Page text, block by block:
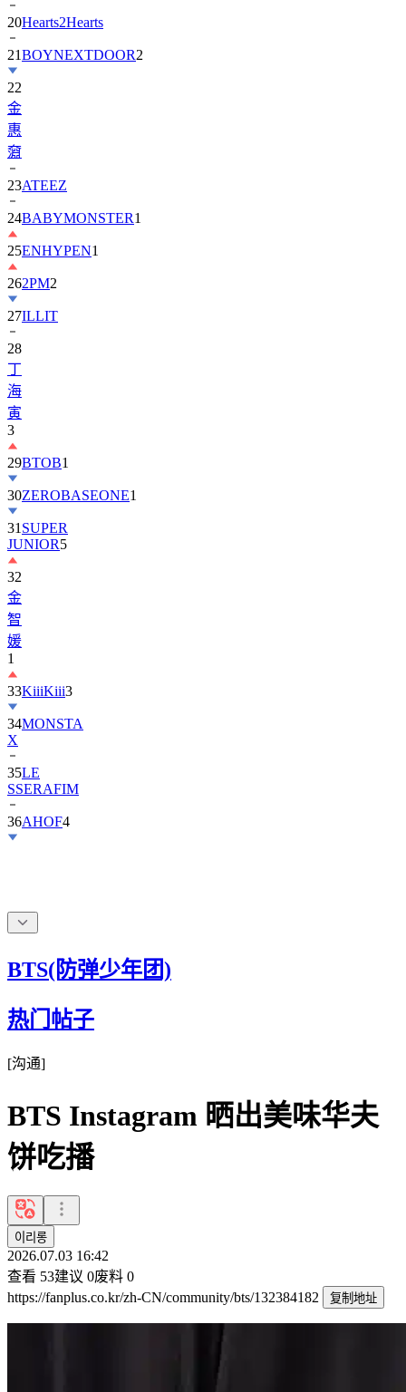
20Hearts2Hearts
21BOYNEXTDOOR2
22
金
惠
奫
23ATEEZ
24BABYMONSTER1
25ENHYPEN1
262PM2
27ILLIT
28
丁
海
寅
3
29BTOB1
30ZEROBASEONE1
31 SUPER
JUNIOR5
32
金
智
媛
1
33KiiiKiii3
34MONSTA
X
35LE
SSERAFIM
36AHOF4
BTS(防弹少年团)
热门帖子
[沟通]
BTS Instagram 晒出美味华夫
饼吃播
이리롱
2026.07.03 16:42
查看 53建议 0废料 0
https://fanplus.co.kr/zh-CN/community/bts/132384182
复制地址